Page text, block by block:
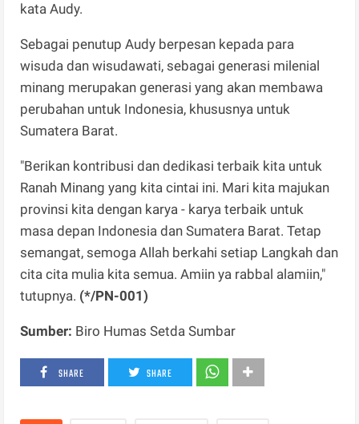
kata Audy.
Sebagai penutup Audy berpesan kepada para
wisuda dan wisudawati, sebagai generasi milenial
minang merupakan generasi yang akan membawa
perubahan untuk Indonesia, khususnya untuk
Sumatera Barat.
"Berikan kontribusi dan dedikasi terbaik kita untuk
Ranah Minang yang kita cintai ini. Mari kita majukan
provinsi kita dengan karya - karya terbaik untuk
masa depan Indonesia dan Sumatera Barat. Tetap
semangat, semoga Allah berkahi setiap Langkah dan
cita cita mulia kita semua. Amiin ya rabbal alamiin,"
tutupnya. (*/PN-001)
Sumber: Biro Humas Setda Sumbar
SHARE SHARE